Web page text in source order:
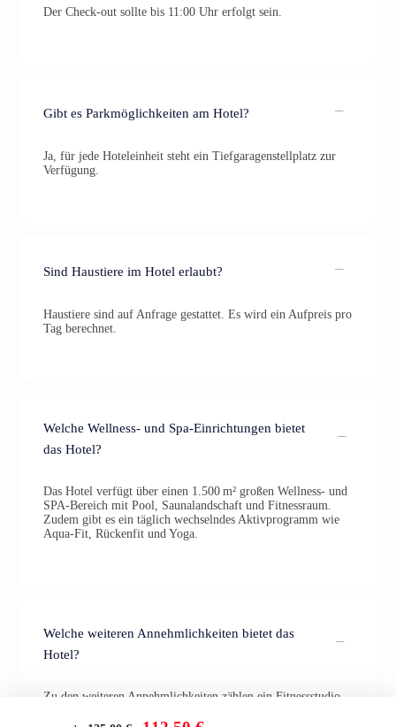
Der Check-out sollte bis 11:00 Uhr erfolgt sein.
Gibt es Parkmöglichkeiten am Hotel?
Ja, für jede Hoteleinheit steht ein Tiefgaragenstellplatz zur
Verfügung.
Sind Haustiere im Hotel erlaubt?
Haustiere sind auf Anfrage gestattet. Es wird ein Aufpreis pro
Tag berechnet.
Welche Wellness- und Spa-Einrichtungen bietet
das Hotel?
Das Hotel verfügt über einen 1.500 m² großen Wellness- und
SPA-Bereich mit Pool, Saunalandschaft und Fitnessraum.
Zudem gibt es ein täglich wechselndes Aktivprogramm wie
Aqua-Fit, Rückenfit und Yoga.
Welche weiteren Annehmlichkeiten bietet das
Hotel?
Zu den weiteren Annehmlichkeiten zählen ein Fitnessstudio,